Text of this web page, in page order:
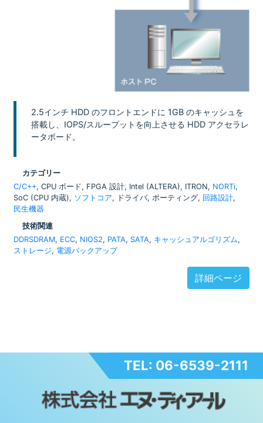
2.5インチ HDD のフロントエンドに 1GB のキャッシュを
搭載し、IOPS/スループットを向上させる HDD アクセラレ
ータボード。
カテゴリー
C/C++, CPU ボード, FPGA 設計, Intel (ALTERA), ITRON, NORTi,
SoC (CPU 内蔵), ソフトコア, ドライバ, ポーティング, 回路設計,
民生機器
技術関連
DDRSDRAM, ECC, NIOS2, PATA, SATA, キャッシュアルゴリズム,
ストレージ, 電源バックアップ
詳細ページ
TEL: 06-6539-2111